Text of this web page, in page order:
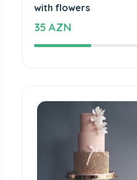
with flowers
35 AZN